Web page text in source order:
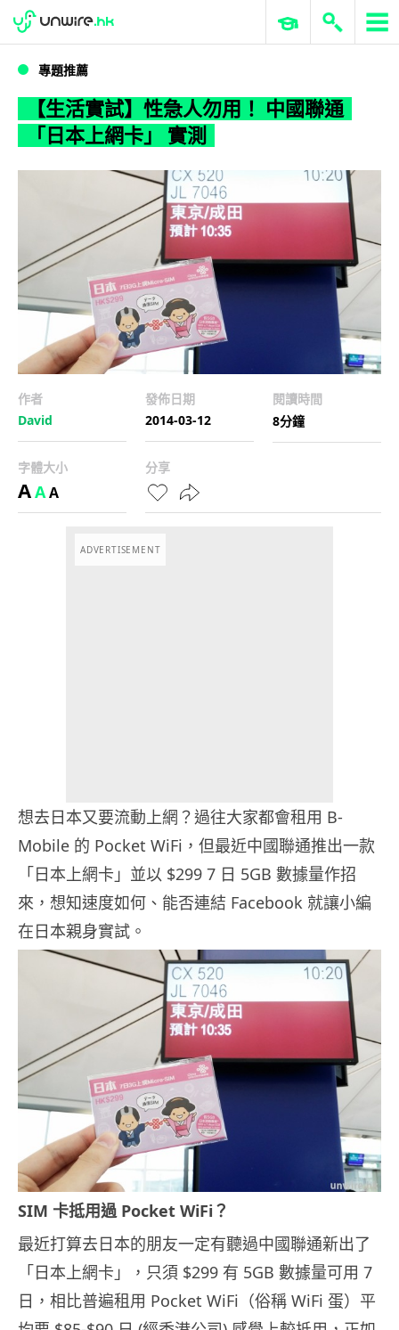
WWDC 2026 ERP 與商業 AI
專題推薦
【生活實試】性急人勿用！ 中國聯通
「日本上網卡」 實測
作者
David
發佈日期
2014-03-12
閱讀時間
8分鐘
字體大小
AAA
分享
ADVERTISEMENT
想去日本又要流動上網？過往大家都會租用 B-
Mobile 的 Pocket WiFi，但最近中國聯通推出一款
「日本上網卡」並以 $299 7 日 5GB 數據量作招
來，想知速度如何、能否連結 Facebook 就讓小編
在日本親身實試。
SIM 卡抵用過 Pocket WiFi？
最近打算去日本的朋友一定有聽過中國聯通新出了
「日本上網卡」，只須 $299 有 5GB 數據量可用 7
日，相比普遍租用 Pocket WiFi（俗稱 WiFi 蛋）平